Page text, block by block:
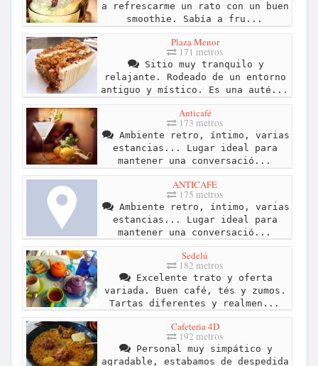
a refrescarme un rato con un buen
smoothie. Sabía a fru...
Plaza Menor
171 metros
Sitio muy tranquilo y
relajante. Rodeado de un entorno
antiguo y místico. Es una auté...
Anticafé
173 metros
Ambiente retro, íntimo, varias
estancias... Lugar ideal para
mantener una conversació...
ANTICAFE
175 metros
Ambiente retro, íntimo, varias
estancias... Lugar ideal para
mantener una conversació...
Sedelú
182 metros
Excelente trato y oferta
variada. Buen café, tés y zumos.
Tartas diferentes y realmen...
Cafeteria 4D
192 metros
Personal muy simpático y
agradable, estabamos de despedida